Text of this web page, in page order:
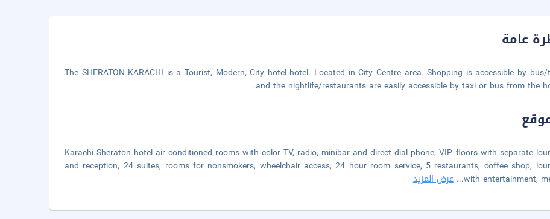
عامة
The SHERATON KARACHI is a Tourist, Modern, City hotel hotel. Located in City Centre area. Shopping is accessible by
and the nightlife/restaurants are easily accessible by taxi or bus from the
Karachi Sheraton hotel air conditioned rooms with color TV, radio, minibar and direct dial phone, VIP floors with separate
and reception, 24 suites, rooms for nonsmokers, wheelchair access, 24 hour room service, 5 restaurants, coffee shop,
with entertainment,
...عرض المزيد